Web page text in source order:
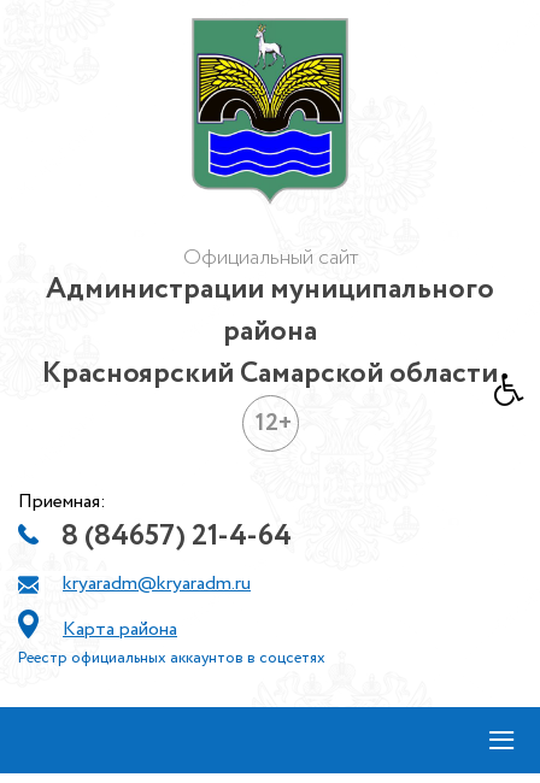
Официальный сайт
Администрации муниципального
района
Красноярский Самарской области
12+
Приемная:
8 (84657) 21-4-64
kryaradm@kryaradm.ru
Карта района
Реестр официальных аккаунтов в соцсетях
≡